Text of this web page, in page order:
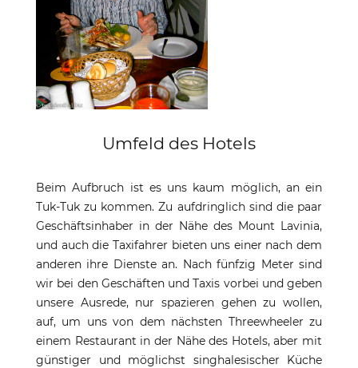
Umfeld des Hotels
Beim Aufbruch ist es uns kaum möglich, an ein
Tuk-Tuk zu kommen. Zu aufdringlich sind die paar
Geschäftsinhaber in der Nähe des Mount Lavinia,
und auch die Taxifahrer bieten uns einer nach dem
anderen ihre Dienste an. Nach fünfzig Meter sind
wir bei den Geschäften und Taxis vorbei und geben
unsere Ausrede, nur spazieren gehen zu wollen,
auf, um uns von dem nächsten Threewheeler zu
einem Restaurant in der Nähe des Hotels, aber mit
günstiger und möglichst singhalesischer Küche